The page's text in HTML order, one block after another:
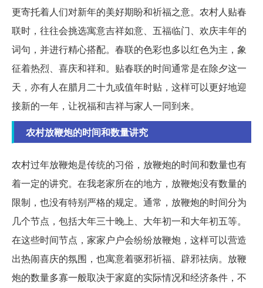
更寄托着人们对新年的美好期盼和祈福之意。农村人贴春
联时，往往会挑选寓意吉祥如意、五福临门、欢庆丰年的
词句，并进行精心搭配。春联的色彩也多以红色为主，象
征着热烈、喜庆和祥和。贴春联的时间通常是在除夕这一
天，亦有人在腊月二十九或值年时贴，这样可以更好地迎
接新的一年，让祝福和吉祥与家人一同到来。
农村放鞭炮的时间和数量讲究
农村过年放鞭炮是传统的习俗，放鞭炮的时间和数量也有
着一定的讲究。在我老家所在的地方，放鞭炮没有数量的
限制，也没有特别严格的规定。通常，放鞭炮的时间分为
几个节点，包括大年三十晚上、大年初一和大年初五等。
在这些时间节点，家家户户会纷纷放鞭炮，这样可以营造
出热闹喜庆的氛围，也寓意着驱邪祈福、辟邪祛病。放鞭
炮的数量多寡一般取决于家庭的实际情况和经济条件，不